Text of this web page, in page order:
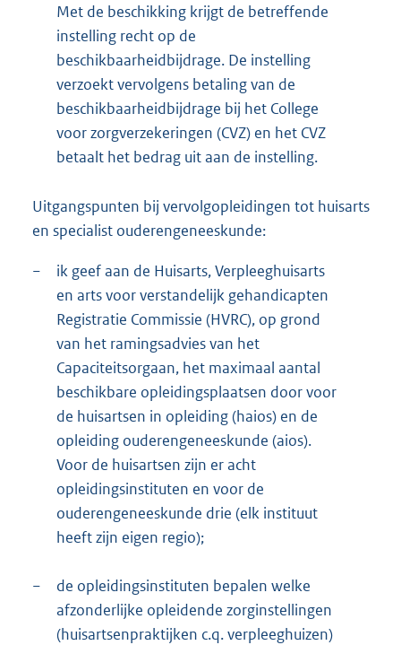
Met de beschikking krijgt de betreffende
instelling recht op de
beschikbaarheidbijdrage. De instelling
verzoekt vervolgens betaling van de
beschikbaarheidbijdrage bij het College
voor zorgverzekeringen (CVZ) en het CVZ
betaalt het bedrag uit aan de instelling.
Uitgangspunten bij vervolgopleidingen tot huisarts
en specialist ouderengeneeskunde:
−
ik geef aan de Huisarts, Verpleeghuisarts
en arts voor verstandelijk gehandicapten
Registratie Commissie (HVRC), op grond
van het ramingsadvies van het
Capaciteitsorgaan, het maximaal aantal
beschikbare opleidingsplaatsen door voor
de huisartsen in opleiding (haios) en de
opleiding ouderengeneeskunde (aios).
Voor de huisartsen zijn er acht
opleidingsinstituten en voor de
ouderengeneeskunde drie (elk instituut
heeft zijn eigen regio);
−
de opleidingsinstituten bepalen welke
afzonderlijke opleidende zorginstellingen
(huisartsenpraktijken c.q. verpleeghuizen)